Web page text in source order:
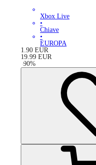
Xbox Live
•
Chiave
•
EUROPA
1.90 EUR
19.99 EUR
-90%